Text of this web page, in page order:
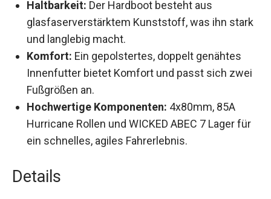
glasfaserverstärktem Kunststoff, was ihn
stark und langlebig macht.
Komfort:Ein gepolstertes, doppelt genähtes
Innenfutter bietet Komfort und passt sich
zwei Fußgrößen an.
Hochwertige Komponenten:
Hurricane Rollen und WICKED ABEC 7 Lager
für ein schnelles, agiles Fahrerlebnis.
Details